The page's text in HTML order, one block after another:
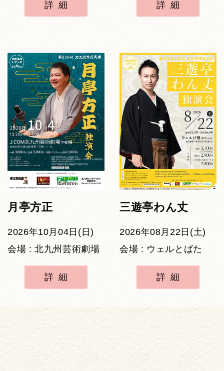
詳細 詳細
月亭方正
2026年10月04日(日)
会場 : 北九州芸術劇場
詳細
三遊亭わん丈
2026年08月22日(土)
会場 : ウェルとばた
詳細